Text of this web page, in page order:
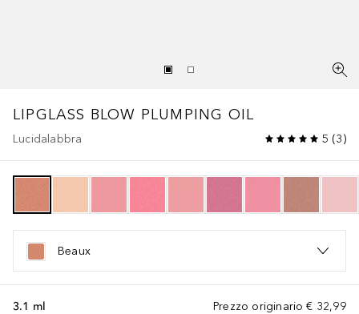
LIPGLASS BLOW PLUMPING OIL
Lucidalabbra 5 (3)
Beaux
Prezzo originario € 32,99
3.1 ml